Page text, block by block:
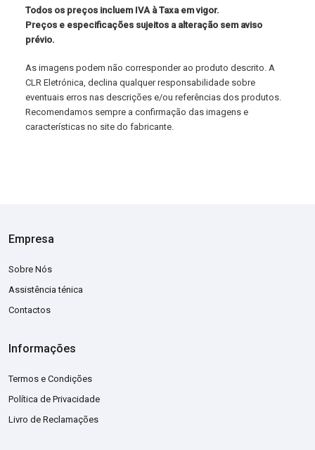
Todos os preços incluem IVA à Taxa em vigor.
Preços e especificações sujeitos a alteração sem aviso
prévio.
As imagens podem não corresponder ao produto descrito. A
CLR Eletrónica, declina qualquer responsabilidade sobre
eventuais erros nas descrições e/ou referências dos produtos.
Recomendamos sempre a confirmação das imagens e
características no site do fabricante.
Empresa
Sobre Nós
Assistência ténica
Contactos
Informações
Termos e Condições
Política de Privacidade
Livro de Reclamações